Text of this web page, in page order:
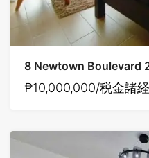
8 Newtown Boulevard
₱10,000,000/税金諸